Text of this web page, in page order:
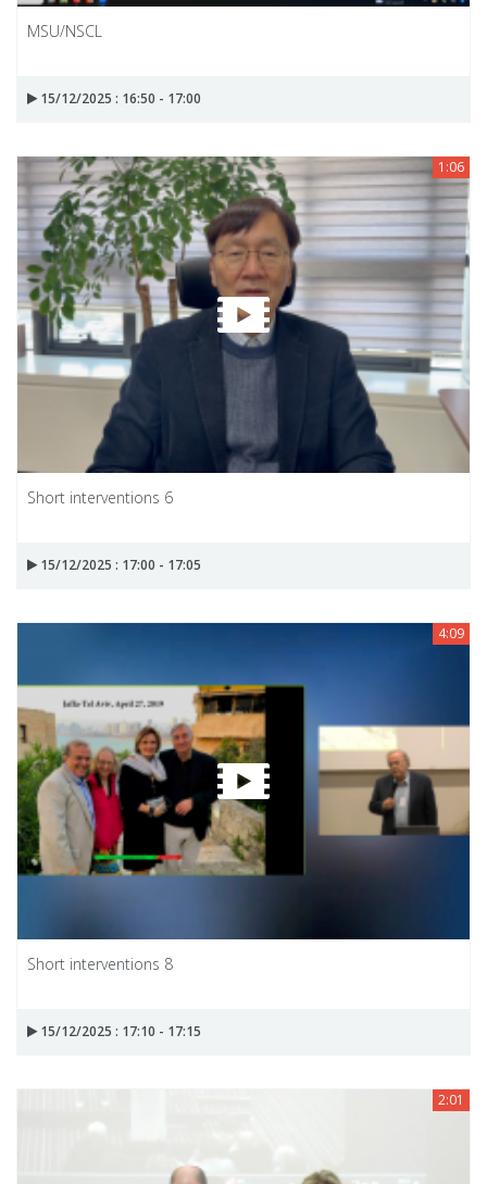
MSU/NSCL
15/12/2025 : 16:50 - 17:00
1:06
Short interventions 6
15/12/2025 : 17:00 - 17:05
4:09
Short interventions 8
15/12/2025 : 17:10 - 17:15
2:01